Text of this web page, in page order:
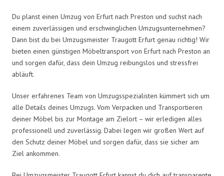
Du planst einen Umzug von Erfurt nach Preston und suchst nach
einem zuverlässigen und erschwinglichen Umzugsunternehmen?
Dann bist du bei Umzugsmeister Traugott Erfurt genau richtig! Wir
bieten einen günstigen Möbeltransport von Erfurt nach Preston an
und sorgen dafür, dass dein Umzug reibungslos und stressfrei
abläuft.
Unser erfahrenes Team von Umzugsspezialisten kümmert sich um
alle Details deines Umzugs. Vom Verpacken und Transportieren
deiner Möbel bis zur Montage am Zielort – wir erledigen alles
professionell und zuverlässig. Dabei legen wir großen Wert auf
den Schutz deiner Möbel und sorgen dafür, dass sie sicher am
Ziel ankommen.